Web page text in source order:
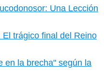
Una Lección
trágico final del Reino
en la brecha" según la